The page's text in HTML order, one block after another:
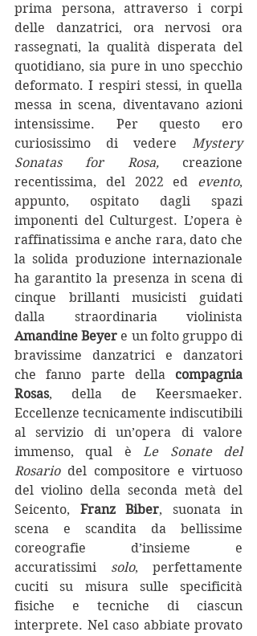
prima persona, attraverso i corpi
delle danzatrici, ora nervosi ora
rassegnati, la qualità disperata del
quotidiano, sia pure in uno specchio
deformato. I respiri stessi, in quella
messa in scena, diventavano azioni
intensissime. Per questo ero
curiosissimo di vedere Mystery
Sonatas for Rosa, creazione
recentissima, del 2022 ed evento,
appunto, ospitato dagli spazi
imponenti del Culturgest. L’opera è
raffinatissima e anche rara, dato che
la solida produzione internazionale
ha garantito la presenza in scena di
cinque brillanti musicisti guidati
Amandine Beyer e un folto gruppo di
bravissime danzatrici e danzatori
che fanno parte della compagnia
Rosas, della de Keersmaeker.
Eccellenze tecnicamente indiscutibili
al servizio di un’opera di valore
immenso, qual è Le Sonate del
Rosario del compositore e virtuoso
del violino della seconda metà del
Seicento, Franz Biber, suonata in
scena e scandita da bellissime
coreografie d’insieme e
accuratissimi solo, perfettamente
cuciti su misura sulle specificità
fisiche e tecniche di ciascun
interprete. Nel caso abbiate provato